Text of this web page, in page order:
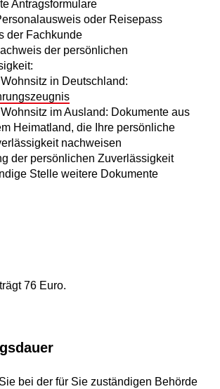
Antragsformulare
oder Reisepass
der Fachkunde
der persönlichen
in Deutschland:
im Ausland: Dokumente aus
Heimatland, die Ihre persönliche
nachweisen
der persönlichen Zuverlässigkeit
Stelle weitere Dokumente
76 Euro.
bei der für Sie zuständigen Behörde